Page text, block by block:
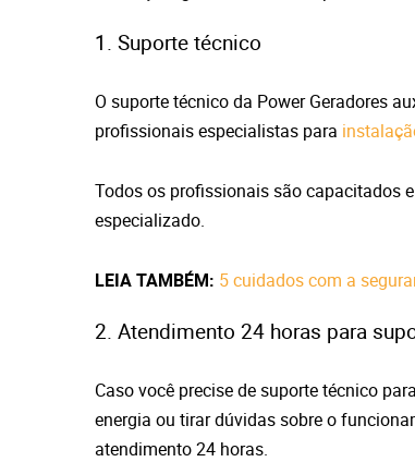
1. Suporte técnico
O suporte técnico da Power Geradores
profissionais especialistas para
Todos os profissionais são capacitados
especializado.
LEIA TAMBÉM: 5 cuidados com a
2. Atendimento 24 horas para
Caso você precise de suporte técnico
energia ou tirar dúvidas sobre o
atendimento 24 horas.